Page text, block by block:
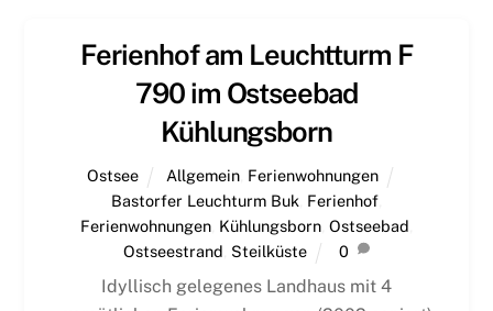
Ferienhof am Leuchtturm F
790 im Ostseebad
Kühlungsborn
Ostsee Allgemein Ferienwohnungen
Bastorfer Leuchturm Buk Ferienhof
Ferienwohnungen Kühlungsborn Ostseebad
Ostseestrand Steilküste 0
Idyllisch gelegenes Landhaus mit 4